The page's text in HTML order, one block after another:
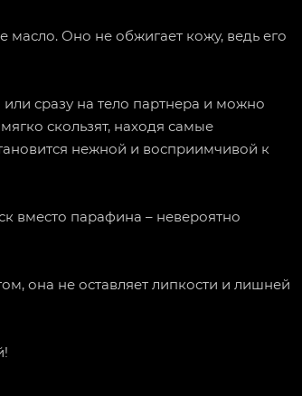
масло. Оно не обжигает кожу, ведь его
сразу на тело партнера и можно
скользят, находя самые
нежной и восприимчивой к
вместо парафина – невероятно
она не оставляет липкости и лишней